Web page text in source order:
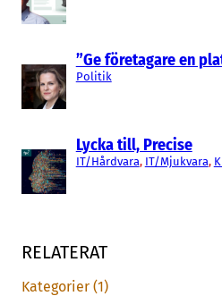
”Ge företagare en
Politik
Lycka till, Precise
IT/Hårdvara, IT/Mjukvara,
RELATERAT
Kategorier (1)